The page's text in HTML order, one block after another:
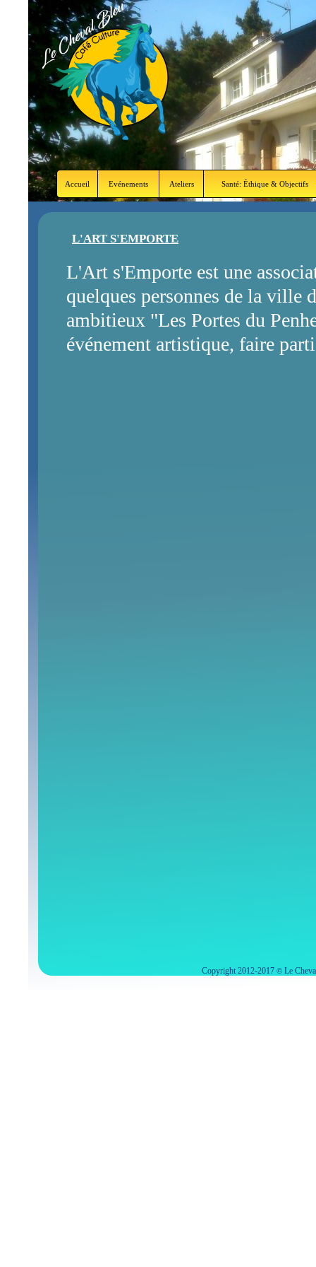
Accueil Evénements Ateliers Santé: Éthique & Objectifs
Copyright 2012-2017 © Le
L'Art s'Emporte est une
quelques personnes de la ville
ambitieux "Les Portes du
événement artistique, faire
L'ART S'EMPORTE